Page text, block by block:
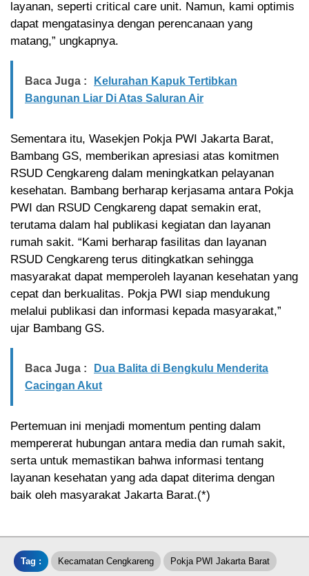
layanan, seperti critical care unit. Namun, kami optimis
dapat mengatasinya dengan perencanaan yang
matang,” ungkapnya.
Baca Juga :
Kelurahan Kapuk Tertibkan
Bangunan Liar Di Atas Saluran Air
Sementara itu, Wasekjen Pokja PWI Jakarta Barat,
Bambang GS, memberikan apresiasi atas komitmen
RSUD Cengkareng dalam meningkatkan pelayanan
kesehatan. Bambang berharap kerjasama antara Pokja
PWI dan RSUD Cengkareng dapat semakin erat,
terutama dalam hal publikasi kegiatan dan layanan
rumah sakit. “Kami berharap fasilitas dan layanan
RSUD Cengkareng terus ditingkatkan sehingga
masyarakat dapat memperoleh layanan kesehatan yang
cepat dan berkualitas. Pokja PWI siap mendukung
melalui publikasi dan informasi kepada masyarakat,”
ujar Bambang GS.
Baca Juga :
Dua Balita di Bengkulu Menderita
Cacingan Akut
Pertemuan ini menjadi momentum penting dalam
mempererat hubungan antara media dan rumah sakit,
serta untuk memastikan bahwa informasi tentang
layanan kesehatan yang ada dapat diterima dengan
baik oleh masyarakat Jakarta Barat.(*)
Tag : Kecamatan Cengkareng Pokja PWI Jakarta Barat